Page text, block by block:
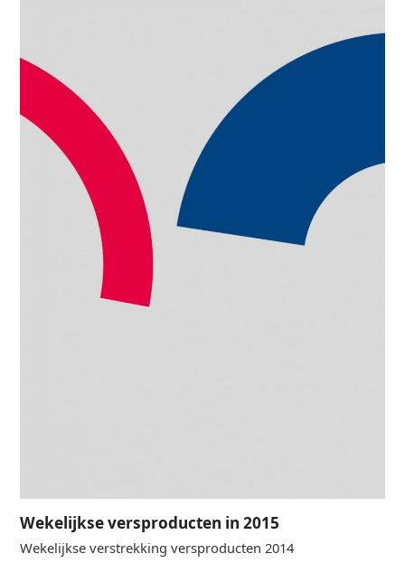
Wekelijkse versproducten in 2015
Wekelijkse verstrekking versproducten 2014